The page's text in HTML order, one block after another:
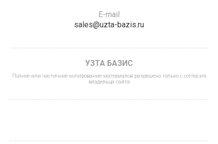
E-mail
sales@uzta-bazis.ru
УЗТА БАЗИС
Полное или частичное копирование материалов разрешено только с согласия
владельца сайта